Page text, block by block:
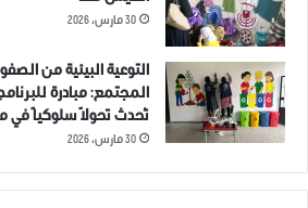
18 ديسمبر، 2019
في "مقالات"
12 نوفمبر، 2019
في "مقالات"
30 مارس، 2026
التوعية البيئية من
المجتمع: مبادرة
تُحدث تحولاً سلوكياً في
30 مارس، 2026